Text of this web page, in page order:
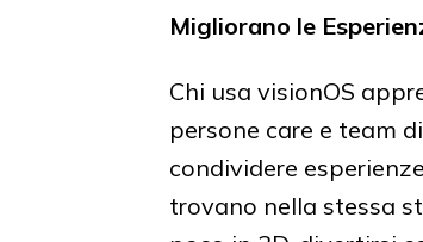
Migliorano le
Chi usa visionOS
persone care e team
condividere
trovano nella stessa